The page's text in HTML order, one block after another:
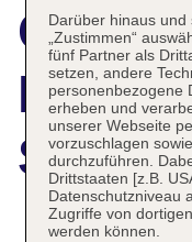
Spa
Darüber hinaus und
„Zustimmen“
fünf Partner als
setzen, andere
personenbezogene
erheben und
unserer Webseite
vorzuschlagen
durchzuführen.
Drittstaaten [z.B.
Datenschutzniveau
Zugriffe von
werden können.